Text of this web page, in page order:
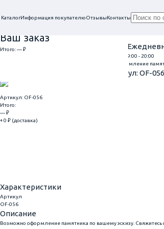
КаталогИнформация покупателюОтзывыКонтакты
Ваш заказ
Итого:— ₽
Проконсультируем в нашем офисе
9:00 - 20:00
Оформление
Артикул: OF-056
Артикул: OF-056
Итого:
— ₽
+ 0 ₽ (доставка)
Характеристики
Артикул
OF-056
Описание
Возможно оформление памятника по вашему эскизу. Свяжитесь